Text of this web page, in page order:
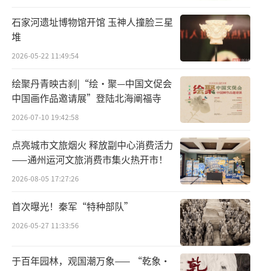
但与此同时，我们在许多领域找到了共同点并
在我们的发展中相互支持。
Before Chinese Dragon New Year,
在新春中国龙年来临之际，
I would like to wish you all the best health
prosperity,
and I hope the next year will be much bette
r than previous years,
石家河遗址博物馆开馆 玉神人撞脸三星
堆
2026-05-22 11:49:54
绘聚丹青映古刹|“绘·聚—中国文促会
中国画作品邀请展”登陆北海阐福寺
2026-07-10 19:42:58
点亮城市文旅烟火 释放副中心消费活力
——通州运河文旅消费市集火热开市！
2026-08-05 17:27:26
首次曝光！秦军“特种部队”
2026-05-27 11:33:56
于百年园林，观国潮万象—— “乾象·